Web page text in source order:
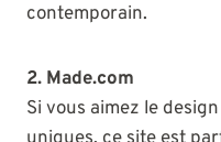
contemporain.
2. Made.com
Si vous aimez le